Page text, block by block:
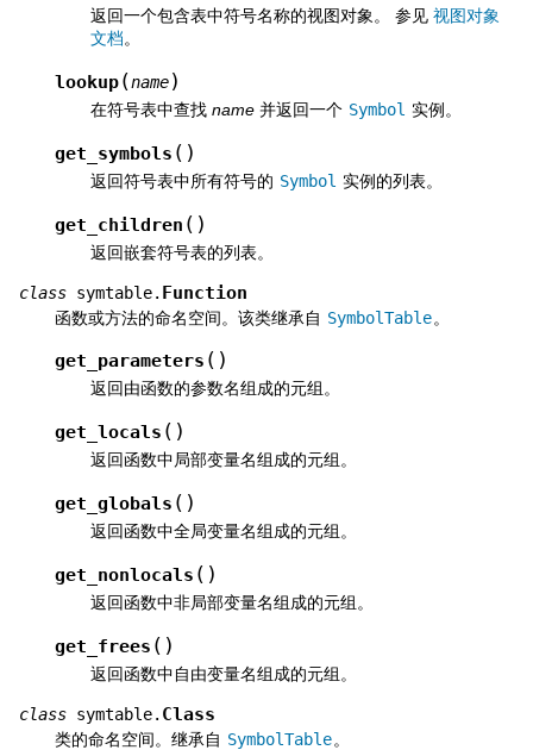
返回一个包含表中符号名称的视图对象。 参见 视图对象
文档。
lookup(name)
在符号表中查找 name 并返回一个 Symbol 实例。
get_symbols ( )
返回符号表中所有符号的 Symbol 实例的列表。
get_children ( )
返回嵌套符号表的列表。
class symtable. Function
函数或方法的命名空间。该类继承自 SymbolTable。
get_parameters ( )
返回由函数的参数名组成的元组。
get_locals ( )
返回函数中局部变量名组成的元组。
get_globals ( )
返回函数中全局变量名组成的元组。
get_nonlocals ( )
返回函数中非局部变量名组成的元组。
get_frees ( )
返回函数中自由变量名组成的元组。
class symtable. Class
类的命名空间。继承自 SymbolTable。